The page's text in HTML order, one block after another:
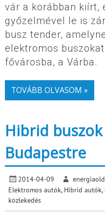
vár a korábban kiírt,
győzelmével le is
busz tender,
elektromos
fővárosba, a Várba.
TOVÁBB OLVASOM »
Hibrid
Budapestre
2014-04-09
Elektromos autók, Hibrid autók,
közlekedés